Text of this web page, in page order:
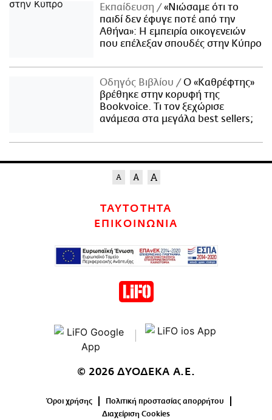
Εκπαίδευση
«Νιώσαμε ότι το
παιδί δεν έφυγε ποτέ από την
Αθήνα»: Η εμπειρία οικογενειών
που επέλεξαν σπουδές στην Κύπρο
Οδηγός Βιβλίου
Ο «Καθρέφτης»
βρέθηκε στην κορυφή της
Bookvoice. Τι τον ξεχώρισε
ανάμεσα στα μεγάλα best sellers;
ΤΑΥΤΟΤΗΤΑ
ΕΠΙΚΟΙΝΩΝΙΑ
© 2026 ΔΥΟΔΕΚΑ Α.Ε.
Όροι χρήσης
Πολιτική προστασίας απορρήτου
Διαχείριση Cookies